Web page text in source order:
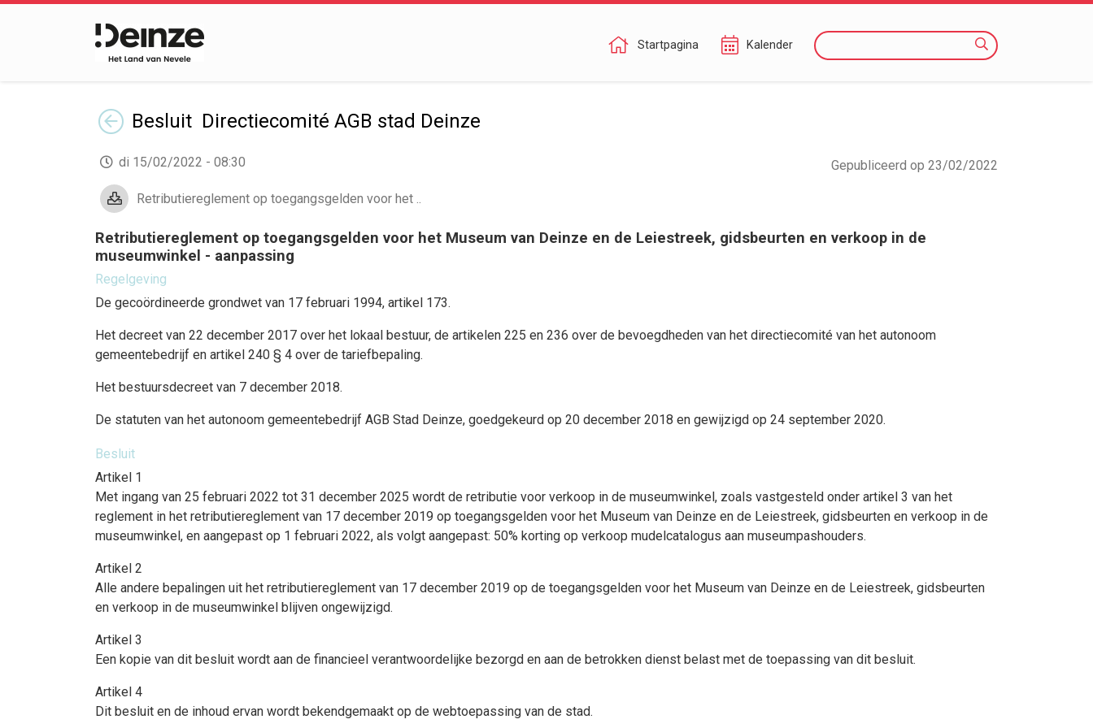
Startpagina Kalender Zoeken
TerugBesluit Directiecomité AGB stad Deinze
Gepubliceerd op 23/02/2022
di 15/02/2022 - 08:30
Retributiereglement op toegangsgelden voor het ..
Retributiereglement op toegangsgelden voor het Museum van Deinze en de Leiestreek, gidsbeurten en verkoop in de
museumwinkel - aanpassing
Regelgeving
De gecoördineerde grondwet van 17 februari 1994, artikel 173.
Het decreet van 22 december 2017 over het lokaal bestuur, de artikelen 225 en 236 over de bevoegdheden van het directiecomité van het autonoom
gemeentebedrijf en artikel 240 § 4 over de tariefbepaling.
Het bestuursdecreet van 7 december 2018.
De statuten van het autonoom gemeentebedrijf AGB Stad Deinze, goedgekeurd op 20 december 2018 en gewijzigd op 24 september 2020.
Besluit
Artikel 1
Met ingang van 25 februari 2022 tot 31 december 2025 wordt de retributie voor verkoop in de museumwinkel, zoals vastgesteld onder artikel 3 van het
reglement in het retributiereglement van 17 december 2019 op toegangsgelden voor het Museum van Deinze en de Leiestreek, gidsbeurten en verkoop in de
museumwinkel, en aangepast op 1 februari 2022, als volgt aangepast: 50% korting op verkoop mudelcatalogus aan museumpashouders.
Artikel 2
Alle andere bepalingen uit het retributiereglement van 17 december 2019 op de toegangsgelden voor het Museum van Deinze en de Leiestreek, gidsbeurten
en verkoop in de museumwinkel blijven ongewijzigd.
Artikel 3
Een kopie van dit besluit wordt aan de financieel verantwoordelijke bezorgd en aan de betrokken dienst belast met de toepassing van dit besluit.
Artikel 4
Dit besluit en de inhoud ervan wordt bekendgemaakt op de webtoepassing van de stad.